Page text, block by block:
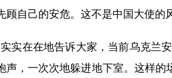
顾自己的安危。这不是中国大使的
实在在地告诉大家，当前乌克兰
声，一次次地躲进地下室。这样